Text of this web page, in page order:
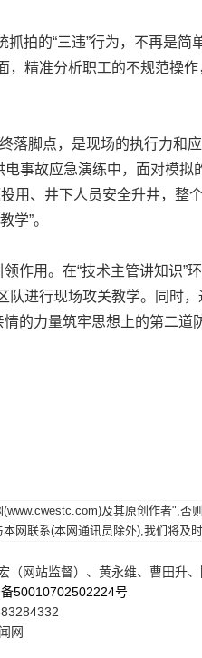
拍的“三违”行为，不再是简
精准分析职工的不规范操作
落脚点，是现场的执行力和
事故应急演练中，面对模拟
用、井下人员安全升井，整个
学”。
用。在“技术主管讲知识”环
队进行现场攻关教学。同时
的力量筑牢思想上的第二道
及其原创作者",否
网联系(本网通讯员除外),我们将及
站监督）、黄永维、曹田升、
50010702502224号
网